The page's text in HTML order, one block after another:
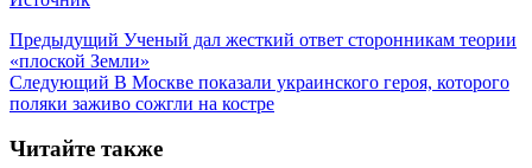
Предыдущий Ученый дал жесткий ответ сторонникам теории
«плоской Земли»
Следующий В Москве показали украинского героя, которого
поляки заживо сожгли на костре
Читайте также